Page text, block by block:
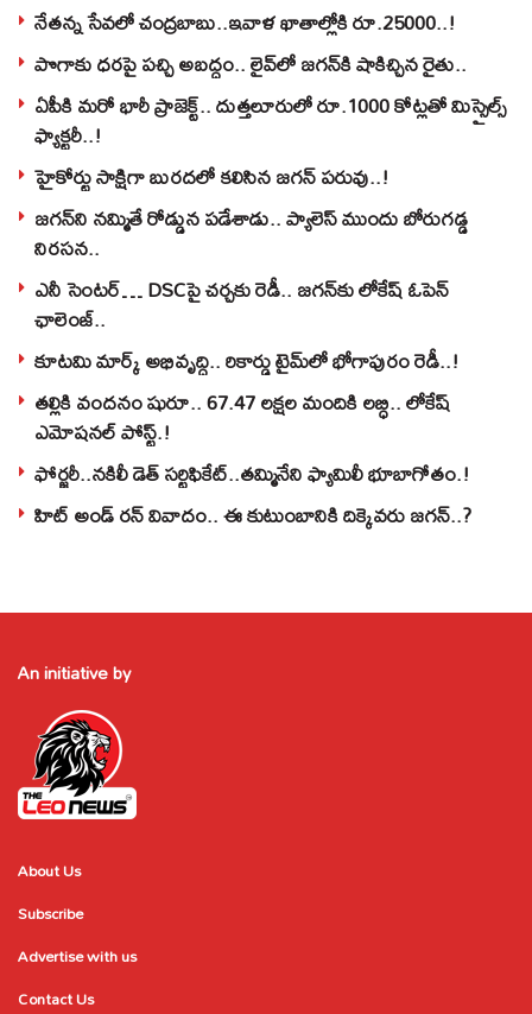
నేతన్న సేవలో చంద్రబాబు..ఇవాళ ఖాతాల్లోకి రూ.25000..!
పొగాకు ధరపై పచ్చి అబద్దం.. లైవ్‌లో జగన్‌కి షాకిచ్చిన రైతు..
ఏపీకి మరో భారీ ప్రాజెక్ట్.. దుత్తలూరులో రూ.1000 కోట్లతో మిస్సైల్స్
ఫ్యాక్టరీ..!
హైకోర్టు సాక్షిగా బురదలో కలిసిన జగన్ పరువు..!
జగన్‌ని నమ్మితే రోడ్డున పడేశాడు.. ప్యాలెస్‌ ముందు బోరుగడ్డ
నిరసన..
ఎనీ సెంటర్‌… DSCపై చర్చకు రెడీ.. జగన్‌కు లోకేష్‌ ఓపెన్
ఛాలెంజ్..
కూటమి మార్క్ అభివృద్ధి.. రికార్డు టైమ్‌లో భోగాపురం రెడీ..!
తల్లికి వందనం షురూ.. 67.47 లక్షల మందికి లబ్ధి.. లోకేష్‌
ఎమోషనల్ పోస్ట్‌.!
ఫోర్జరీ..నకిలీ డెత్ సర్టిఫికేట్..తమ్మినేని ఫ్యామిలీ భూబాగోతం.!
హిట్ అండ్ రన్ వివాదం.. ఈ కుటుంబానికి దిక్కెవరు జగన్..?
An initiative by
About Us
Subscribe
Advertise with us
Contact Us